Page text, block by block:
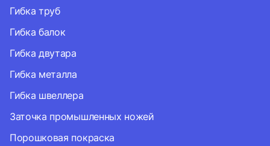
Гибка труб
Гибка балок
Гибка двутара
Гибка металла
Гибка швеллера
Заточка промышленных ножей
Порошковая покраска